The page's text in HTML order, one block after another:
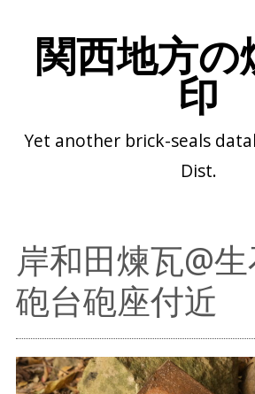
関西地方の
印
Yet another brick-seals
Dist.
岸和田煉瓦@
砲台砲座付近